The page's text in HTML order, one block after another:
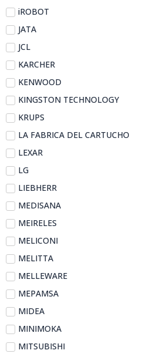
iROBOT
JATA
JCL
KARCHER
KENWOOD
KINGSTON TECHNOLOGY
KRUPS
LA FABRICA DEL CARTUCHO
LEXAR
LG
LIEBHERR
MEDISANA
MEIRELES
MELICONI
MELITTA
MELLEWARE
MEPAMSA
MIDEA
MINIMOKA
MITSUBISHI